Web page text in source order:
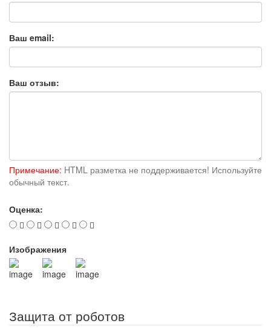
Ваш email:
Ваш отзыв:
Примечание: HTML разметка не поддерживается! Используйте
обычный текст.
Оценка:
Изображения
Защита от роботов